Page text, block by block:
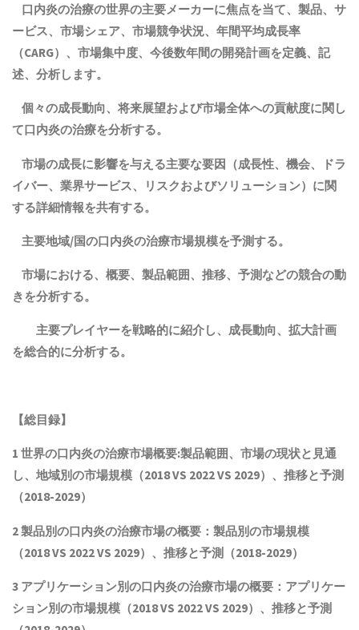
口内炎の治療の世界の主要メーカーに焦点を当て、製品、サ
ービス、市場シェア、市場競争状況、年間平均成長率
（CARG） 、市場集中度、今後数年間の開発計画を定義、記
述、分析します。
個々の成長動向、将来展望および市場全体への貢献度に関し
て口内炎の治療を分析する。
市場の成長に影響を与える主要な要因（成長性、機会、ドラ
イバー、業界サービス、リスクおよびソリューション）に関
する詳細情報を共有する。
主要地域/国の口内炎の治療市場規模を予測する。
市場における、概要、製品範囲、推移、予測などの競合の動
きを分析する。
主要プレイヤーを戦略的に紹介し、成長動向、拡大計画
を総合的に分析する。
【総目録】
1 世界の口内炎の治療市場概要:製品範囲、市場の現状と見通
し、地域別の市場規模（2018 VS 2022 VS 2029）、推移と予測
（2018-2029）
2 製品別の口内炎の治療市場の概要：製品別の市場規模
（2018 VS 2022 VS 2029）、推移と予測（2018-2029）
3 アプリケーション別の口内炎の治療市場の概要：アプリケー
ション別の市場規模（2018 VS 2022 VS 2029）、推移と予測